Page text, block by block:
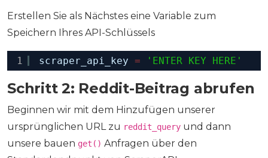
Erstellen Sie als Nächstes eine Variable zum
Speichern Ihres API-Schlüssels
1 scraper_api_key = 'ENTER KEY HERE'
Schritt 2: Reddit-Beitrag abrufen
Beginnen wir mit dem Hinzufügen unserer
ursprünglichen URL zu reddit_query und dann
unsere bauen get() Anfragen über den